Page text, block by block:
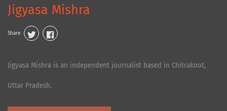
Jigyasa Mishra
Share
Jigyasa Mishra is an independent journalist based in Chitrakoot,
Uttar Pradesh.